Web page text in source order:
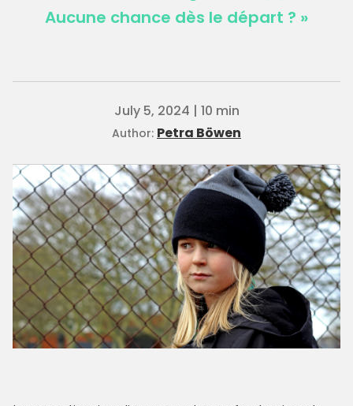
Aucune chance dès le départ ? »
July 5, 2024 | 10 min
Author: Petra Böwen